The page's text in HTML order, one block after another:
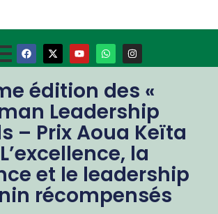
édition des «
Leadership
– Prix Aoua Keïta
la
et le leadership
récompensés